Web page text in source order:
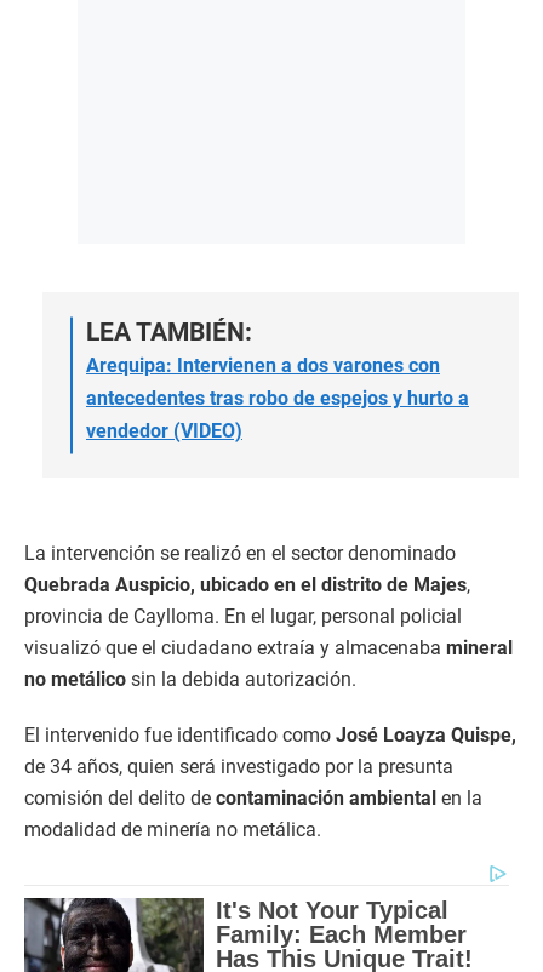
LEA TAMBIÉN:
Arequipa: Intervienen a dos varones con
antecedentes tras robo de espejos y hurto a
vendedor (VIDEO)
La intervención se realizó en el sector denominado
Quebrada Auspicio, ubicado en el distrito de Majes,
provincia de Caylloma. En el lugar, personal policial
visualizó que el ciudadano extraía y almacenaba mineral
no metálico sin la debida autorización.
El intervenido fue identificado como José Loayza Quispe,
de 34 años, quien será investigado por la presunta
comisión del delito de contaminación ambiental en la
modalidad de minería no metálica.